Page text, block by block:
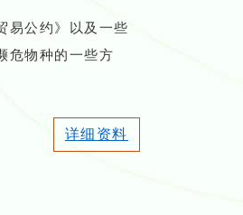
易公约》以及一些
危物种的一些方
详细资料